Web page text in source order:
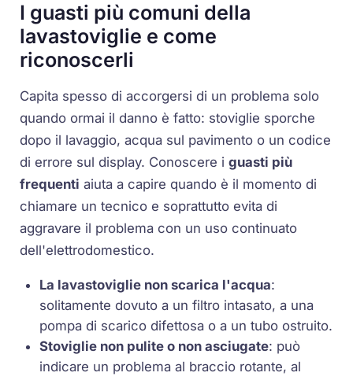
I guasti più comuni della
lavastoviglie e come
riconoscerli
Capita spesso di accorgersi di un problema solo
quando ormai il danno è fatto: stoviglie sporche
dopo il lavaggio, acqua sul pavimento o un codice
di errore sul display. Conoscere iguasti più
frequenti aiuta a capire quando è il momento di
chiamare un tecnico e soprattutto evita di
aggravare il problema con un uso continuato
dell'elettrodomestico.
La lavastoviglie non scarica l'acqua:
solitamente dovuto a un filtro intasato, a una
pompa di scarico difettosa o a un tubo ostruito.
Stoviglie non pulite o non asciugate: può
indicare un problema al braccio rotante, al